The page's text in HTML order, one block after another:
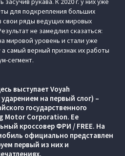
для подкрепления больших
свои ряды ведущих мировых
не замедлил сказаться:
мировой уровень и стали уже
самый верный признак их работы
сегмент.
выступает Voyah
на первый слог) –
государственного
Motor Corporation. Ее
кроссовер ФРИ / FREE. На
официально представлен
первый из них и